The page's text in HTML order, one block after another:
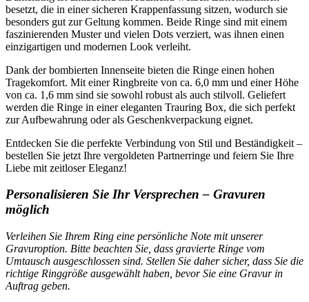
besetzt, die in einer sicheren Krappenfassung sitzen, wodurch sie
besonders gut zur Geltung kommen. Beide Ringe sind mit einem
faszinierenden Muster und vielen Dots verziert, was ihnen einen
einzigartigen und modernen Look verleiht.
Dank der bombierten Innenseite bieten die Ringe einen hohen
Tragekomfort. Mit einer Ringbreite von ca. 6,0 mm und einer Höhe
von ca. 1,6 mm sind sie sowohl robust als auch stilvoll. Geliefert
werden die Ringe in einer eleganten Trauring Box, die sich perfekt
zur Aufbewahrung oder als Geschenkverpackung eignet.
Entdecken Sie die perfekte Verbindung von Stil und Beständigkeit –
bestellen Sie jetzt Ihre vergoldeten Partnerringe und feiern Sie Ihre
Liebe mit zeitloser Eleganz!
Personalisieren Sie Ihr Versprechen – Gravuren
möglich
Verleihen Sie Ihrem Ring eine persönliche Note mit unserer
Gravuroption. Bitte beachten Sie, dass gravierte Ringe vom
Umtausch ausgeschlossen sind. Stellen Sie daher sicher, dass Sie die
richtige Ringgröße ausgewählt haben, bevor Sie eine Gravur in
Auftrag geben.